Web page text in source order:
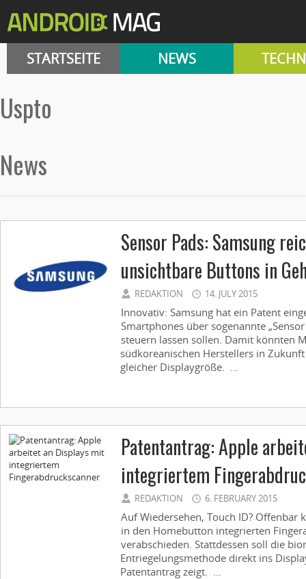
STARTSEITE NEWS
uspto
News
Sensor Pads: Samsung
unsichtbare Buttons in
REDAKTION 14. JULY 2015
Innovativ: Samsung hat ein Patent
Smartphones über sogenannte
steuern lassen sollen. Damit könnten
südkoreanischen Herstellers in
gleicher Displaygröße. ...
Patentantrag: Apple
integriertem
REDAKTION 6. FEBRUARY 2015
Auf Wiedersehen, Touch ID? Offenbar
in den Homebutton integrierten
verabschieden. Stattdessen soll die
Entriegelungsmethode direkt ins
Patentantrag zeigt. ...